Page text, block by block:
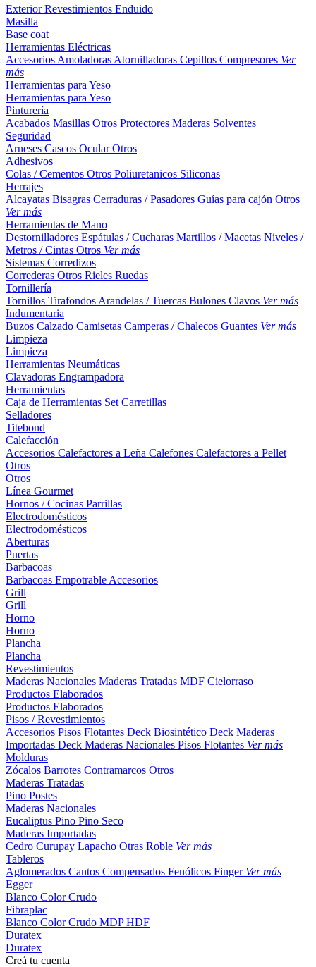
ExteriorRevestimientos Enduido
Masilla
Base coat
Herramientas Eléctricas
Accesorios Amoladoras Atornilladoras Cepillos Compresores Ver
más
Herramientas para Yeso
Herramientas para Yeso
Pinturería
Acabados Masillas Otros Protectores Maderas Solventes
Seguridad
Arneses Cascos OcularOtros
Adhesivos
Colas / Cementos Otros Poliuretanicos Siliconas
Herrajes
Alcayatas Bisagras Cerraduras / Pasadores Guías para cajón Otros
Ver más
Herramientas de Mano
Destornilladores Espátulas / Cucharas Martillos / Macetas Niveles /
Metros / Cintas Otros Ver más
Sistemas Corredizos
Correderas Otros Rieles Ruedas
Tornillería
Tornillos Tirafondos Arandelas / Tuercas Bulones Clavos Ver más
Indumentaria
Buzos Calzado Camisetas Camperas / Chalecos Guantes Ver más
Limpieza
Limpieza
Herramientas Neumáticas
Clavadoras Engrampadora
Herramientas
Caja de Herramientas Set Carretillas
Selladores
Titebond
Calefacción
Accesorios Calefactores a Leña Calefones Calefactores a Pellet
Otros
Otros
Línea Gourmet
Hornos / Cocinas Parrillas
Electrodomésticos
Electrodomésticos
Aberturas
Puertas
Barbacoas
Barbacoas Empotrable Accesorios
Grill
Grill
Horno
Horno
Plancha
Plancha
Revestimientos
Maderas Nacionales Maderas Tratadas MDF Cielorraso
Productos Elaborados
Productos Elaborados
Pisos / Revestimientos
Accesorios Pisos Flotantes Deck Biosintético Deck Maderas
Importadas Deck Maderas Nacionales Pisos Flotantes Ver más
Molduras
Zócalos Barrotes Contramarcos Otros
Maderas Tratadas
Pino Postes
Maderas Nacionales
Eucaliptus Pino Pino Seco
Maderas Importadas
Cedro Curupay Lapacho Otras Roble Ver más
Tableros
Aglomerados Cantos Compensados Fenólicos Finger Ver más
Egger
Blanco ColorCrudo
Fibraplac
Blanco ColorCrudo MDPHDF
Duratex
Duratex
Creá tu cuenta